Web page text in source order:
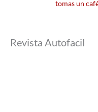
tomas un
Revista Autofacil